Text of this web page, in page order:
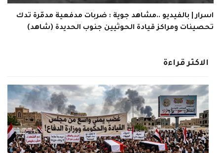
اسرار | بالفيديو ..مشاهد جوية : ضربات مدفعية مدمّرة تدك
تحصينات ومراكز قيادة الحوثيين جنوب الحديدة (شاهد)
الاكثر قراءة